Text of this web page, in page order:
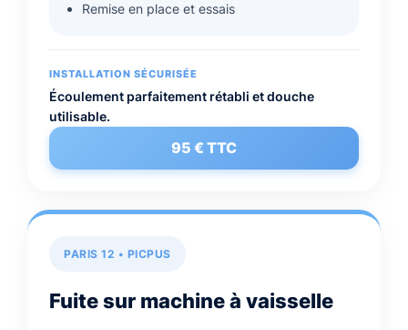
Remise en place et essais
INSTALLATION SÉCURISÉE
Écoulement parfaitement rétabli et douche
utilisable.
95 € TTC
PARIS 12 • PICPUS
Fuite sur machine à vaisselle